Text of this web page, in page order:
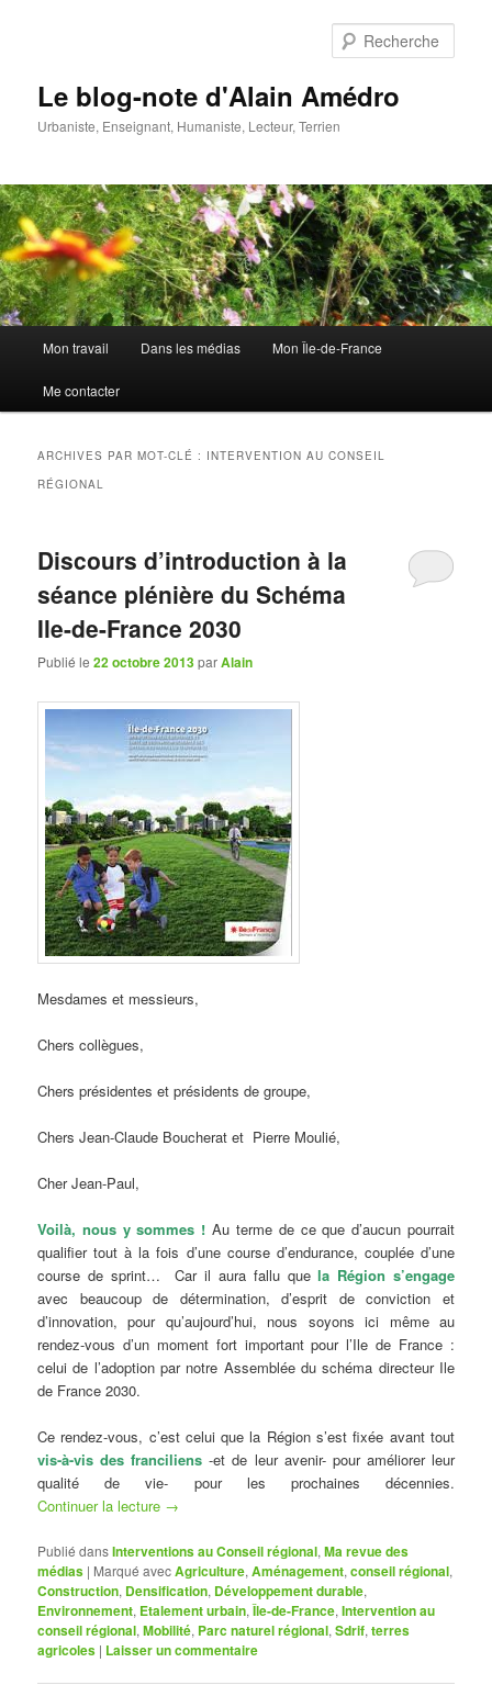
Le blog-note d'Alain Amédro
Urbaniste, Enseignant, Humaniste, Lecteur, Terrien
principal
Mon travail Dans les médias Mon Île-de-France
Me contacter
ARCHIVES PAR MOT-CLÉ : INTERVENTION AU CONSEIL
RÉGIONAL
Discours d’introduction à la
séance plénière du Schéma
Ile-de-France 2030
Publié le22 octobre 2013parAlain
Mesdames et messieurs,
Chers collègues,
Chers présidentes et présidents de groupe,
Chers Jean-Claude Boucherat et Pierre Moulié,
Cher Jean-Paul,
Voilà, nous y sommes ! Au terme de ce que d’aucun pourrait
qualifier tout à la fois d’une course d’endurance, couplée d’une
course de sprint… Car il aura fallu quela Région s’engage
avec beaucoup de détermination, d’esprit de conviction et
d’innovation, pour qu’aujourd’hui, nous soyons ici même au
rendez-vous d’un moment fort important pour l’Ile de France :
celui de l’adoption par notre Assemblée du schéma directeur Ile
de France 2030.
Ce rendez-vous, c’est celui que la Région s’est fixée avant tout
vis-à-vis des franciliens -et de leur avenir- pour améliorer leur
qualité de vie- pour les prochaines décennies.
Continuer la lecture →
Publié dansInterventions au Conseil régional,Ma revue des
médias | Marqué avecAgriculture,Aménagement,conseil régional,
Construction, Densification, Développement durable,
Environnement, Etalement urbain,Île-de-France,Intervention au
conseil régional,Mobilité, Parc naturel régional,Sdrif,terres
agricoles | Laisser un commentaire